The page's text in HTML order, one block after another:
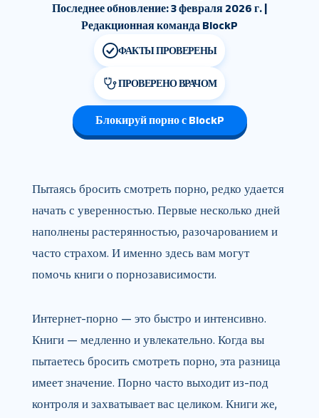
Последнее обновление: 3 февраля 2026 г. |
Редакционная команда BlockP
ФАКТЫ ПРОВЕРЕНЫ
ПРОВЕРЕНО ВРАЧОМ
Блокируй порно с BlockP
Пытаясь бросить смотреть порно, редко удается
начать с уверенностью. Первые несколько дней
наполнены растерянностью, разочарованием и
часто страхом. И именно здесь вам могут
помочь книги о порнозависимости.
Интернет-порно — это быстро и интенсивно.
Книги — медленно и увлекательно. Когда вы
пытаетесь бросить смотреть порно, эта разница
имеет значение. Порно часто выходит из-под
контроля и захватывает вас целиком. Книги же,